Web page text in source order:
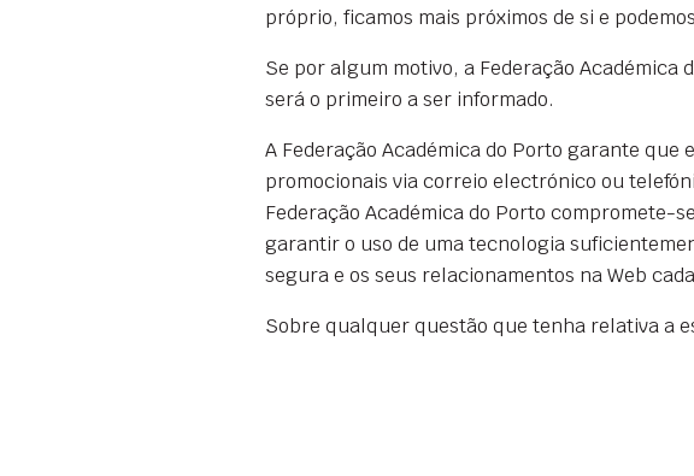
próprio, ficamos mais próximos de si e
Se por algum motivo, a Federação
será o primeiro a ser informado.
A Federação Académica do Porto garante que
promocionais via correio electrónico ou
Federação Académica do Porto compromete-
garantir o uso de uma tecnologia
segura e os seus relacionamentos na Web
Sobre qualquer questão que tenha relativa a